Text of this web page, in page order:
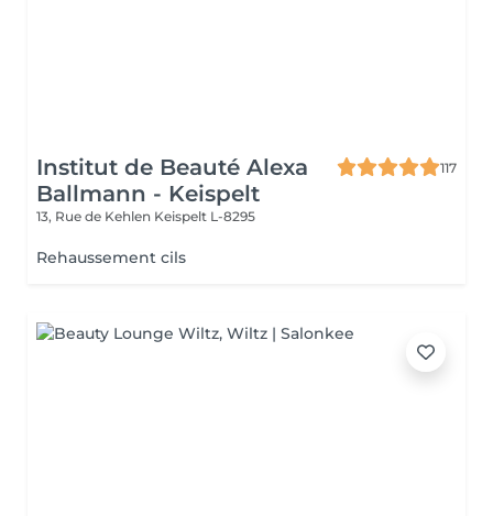
Institut de Beauté Alexa
Ballmann - Keispelt
117
13, Rue de Kehlen Keispelt L-8295
Rehaussement cils